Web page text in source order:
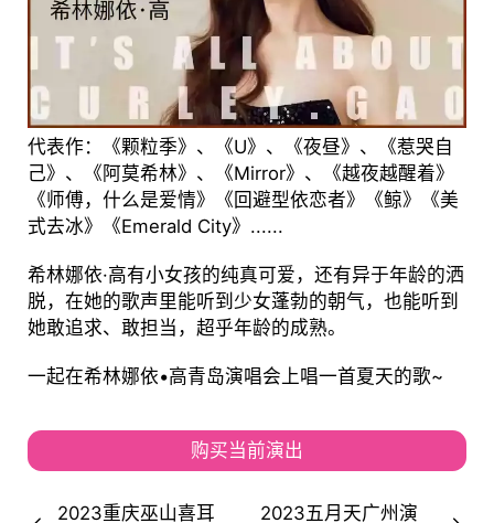
代表作：《颗粒季》、《U》、《夜昼》、《惹哭自
己》、《阿莫希林》、《Mirror》、《越夜越醒着》
《师傅，什么是爱情》《回避型依恋者》《鲸》《美
式去冰》《Emerald City》......
希林娜依·高有小女孩的纯真可爱，还有异于年龄的洒
脱，在她的歌声里能听到少女蓬勃的朝气，也能听到
她敢追求、敢担当，超乎年龄的成熟。
一起在希林娜依•高青岛演唱会上唱一首夏天的歌~
购买当前演出
2023重庆巫山喜耳 2023五月天广州演